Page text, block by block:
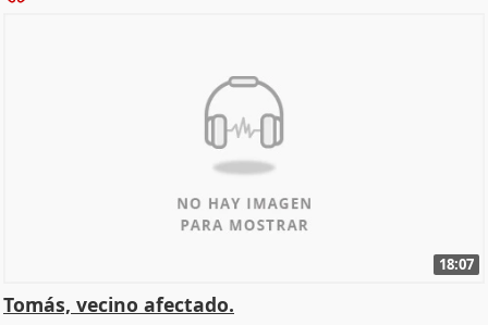
18:07
Tomás, vecino afectado.